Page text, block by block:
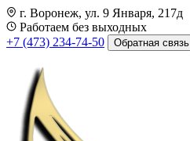
г. Воронеж, ул. 9 Января, 217д
Работаем без выходных
+7 (473) 234-74-50
Обратная связь